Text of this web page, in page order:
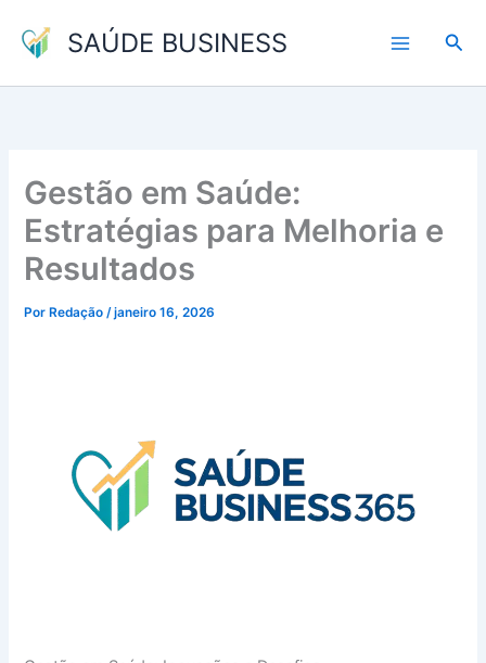
para
conteúdo
SAÚDE BUSINESS
Gestão em Saúde:
Estratégias para Melhoria e
Resultados
Por Redação/janeiro 16, 2026